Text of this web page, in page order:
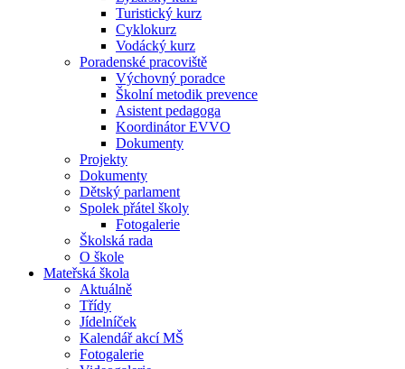
Turistický kurz
Cyklokurz
Vodácký kurz
Poradenské pracoviště
Výchovný poradce
Školní metodik prevence
Asistent pedagoga
Koordinátor EVVO
Dokumenty
Projekty
Dokumenty
Dětský parlament
Spolek přátel školy
Fotogalerie
Školská rada
O škole
Mateřská škola
Aktuálně
Třídy
Jídelníček
Kalendář akcí MŠ
Fotogalerie